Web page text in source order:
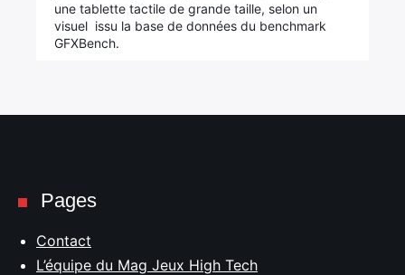
une tablette tactile de grande taille, selon un
visuel issu la base de données du benchmark
GFXBench.
Pages
Contact
L’équipe du Mag Jeux High Tech